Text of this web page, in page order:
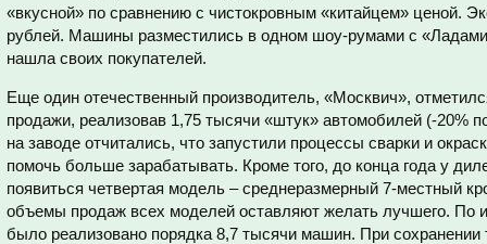
«вкусной» по сравнению с чистокровным «китайцем» ценой.
рублей. Машины разместились в одном шоу-румами с
нашла своих покупателей.
Еще один отечественный производитель, «Москвич»,
продажи, реализовав 1,75 тысячи «штук» автомобилей (-20%
на заводе отчитались, что запустили процессы сварки и
помочь больше зарабатывать. Кроме того, до конца года у
появиться четвертая модель – среднеразмерный 7-местный
объемы продаж всех моделей оставляют желать лучшего. По
было реализовано порядка 8,7 тысячи машин. При сохранении